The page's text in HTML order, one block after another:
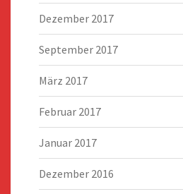
Dezember 2017
September 2017
März 2017
Februar 2017
Januar 2017
Dezember 2016